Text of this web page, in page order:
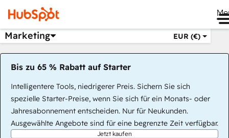
Marketing EUR (€)
Bis zu 65 % Rabatt auf Starter
Intelligentere Tools, niedrigerer Preis. Sichern Sie sich
spezielle Starter-Preise, wenn Sie sich für ein Monats- oder
Jahresabonnement entscheiden. Nur für Neukunden.
Ausgewählte Angebote sind für eine begrenzte Zeit verfügbar.
Jetzt kaufen